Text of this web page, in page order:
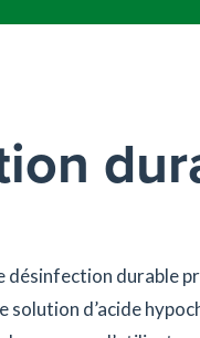
désinfection durable
solution d’acide